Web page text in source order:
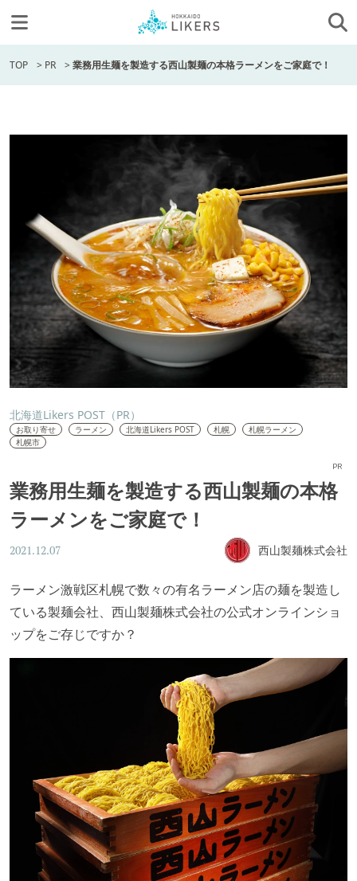
TOP > PR >業務用生麺を製造する西山製麺の本格ラーメンをご家庭で！
北海道Likers POST（PR）
お取り寄せ ラーメン 北海道Likers POST 札幌
札幌ラーメン
札幌市
PR
業務用生麺を製造する西山製麺の本格
ラーメンをご家庭で！
2021.12.07 西山製麺株式会社
ラーメン激戦区札幌で数々の有名ラーメン店の麺を製造し
ている製麺会社、西山製麺株式会社の公式オンラインショ
ップをご存じですか？